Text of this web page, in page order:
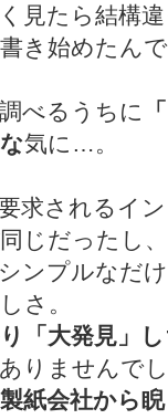
見たら結構
き始めたん
べるうちに
気に…。
求されるイ
じだったし、
ンプルなだ
さ。
「大発見」
りませんで
製紙会社から